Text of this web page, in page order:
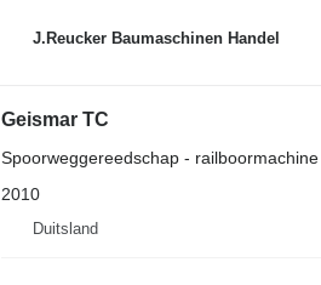
J.Reucker Baumaschinen Handel
Geismar TC
Spoorweggereedschap - railboormachine
2010
Duitsland